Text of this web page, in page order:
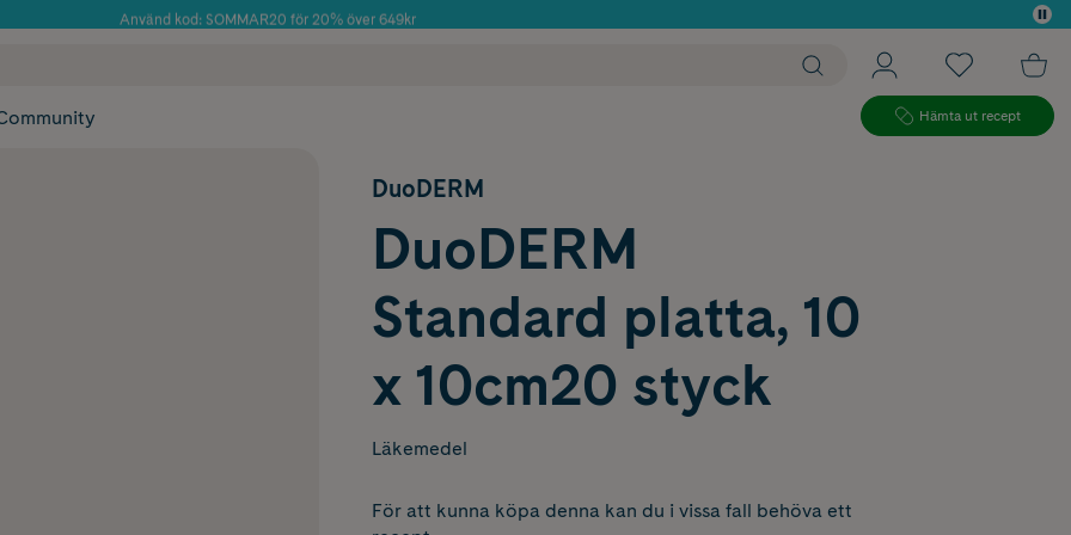
Använd kod: SOMMAR20 för 20% över 649kr
Hämta ut recept
DuoDERM
DuoDERM
Standard platta, 10
x 10cm20 styck
Läkemedel
För att kunna köpa denna kan du i vissa fall behöva ett